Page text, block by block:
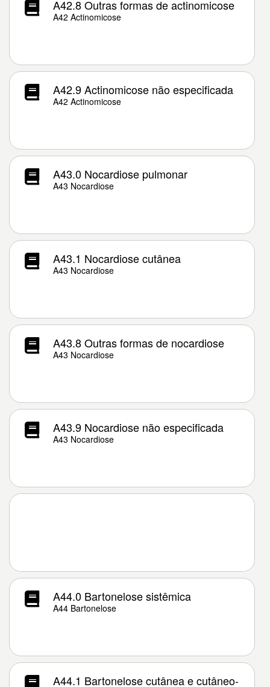
A42.8 Outras formas de actinomicose
A42 Actinomicose
A42.9 Actinomicose não especificada
A42 Actinomicose
A43.0 Nocardiose pulmonar
A43 Nocardiose
A43.1 Nocardiose cutânea
A43 Nocardiose
A43.8 Outras formas de nocardiose
A43 Nocardiose
A43.9 Nocardiose não especificada
A43 Nocardiose
A44.0 Bartonelose sistêmica
A44 Bartonelose
A44.1 Bartonelose cutânea e cutâneo-